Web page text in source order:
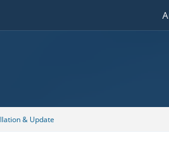
& Update